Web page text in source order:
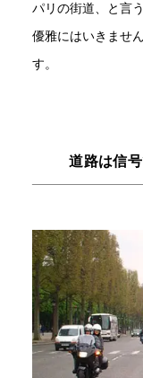
パリの街道、と言
優雅にはいきませ
す。
道路は信